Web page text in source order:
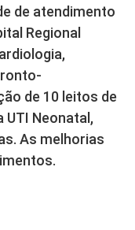
de atendimento
Regional
de 10 leitos de
UTI Neonatal,
As melhorias